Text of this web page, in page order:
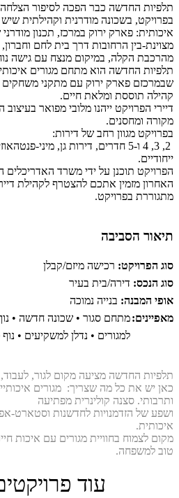
בפרויקט, בשכונה מודרנית וקהילתית
איכותית: פארק ירוק במרכז, תכנון
מהרכבת הקלה, במיקום מנצח עם גישה
שבמרכזם פארק ירוק עם מתקני משחקים
קהילה תוססת ומלאת חיים.
דיירי הפרויקט ייהנו מלובי מפואר
מקורה ומחסנים.
בפרויקט מגוון רחב של דירות:
2, 3, 4 ו-5 חדרים, דירות גן, מיני-
ייחודיים.
הפרויקט תוכנן על ידי משרד האדריכלים
האחרון מזמין אתכם להצטרף לקהילת
מתגוררת בפרויקט.
תיאור הסביבה
סוג הפרויקט: רכישה מיזם/קבלן
סוג הנכס: דירה/בית בעיר
אופי המבנה: בנייה נמוכה
מאפיינים:מתחם סגור • שכונה חדשה •
למגורים • נדלן למשקיעים •
תלפיות החדשה מציעה מקום לגור, לעבוד,
ותרבותי. סצנה קולינרית מפתיעה
ושפע של הזדמנויות לחדשנות וסטארט-
איכותית.
מקום לצמוח בחוויית מגורים עם איכות
טוב למשפחה.
עוד